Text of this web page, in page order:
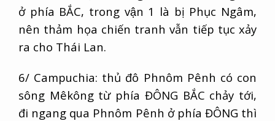
ở phía BẮC, trong vận 1 là bị Phục Ngâm,
nên thảm họa chiến tranh vẫn tiếp tục xảy
ra cho Thái Lan.
6/ Campuchia: thủ đô Phnôm Pênh có con
sông Mêkông từ phía ĐÔNG BẮC chảy tới,
đi ngang qua Phnôm Pênh ở phía ĐÔNG thì